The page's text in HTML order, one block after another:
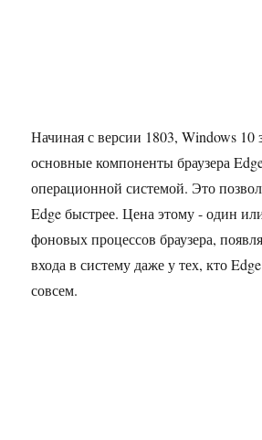
Начиная с версии 1803, Windows 10
основные компоненты браузера
операционной системой. Это
Edge быстрее. Цена этому - один
фоновых процессов браузера,
входа в систему даже у тех, кто
совсем.